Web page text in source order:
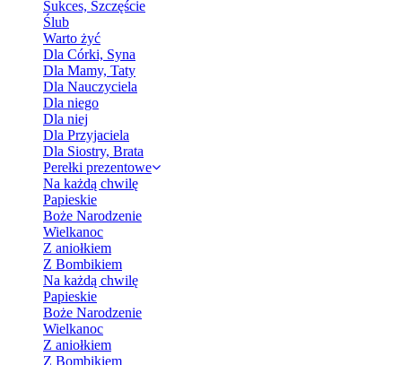
Sukces, Szczęście
Ślub
Warto żyć
Dla Córki, Syna
Dla Mamy, Taty
Dla Nauczyciela
Dla niego
Dla niej
Dla Przyjaciela
Dla Siostry, Brata
Perełki prezentowe
Na każdą chwilę
Papieskie
Boże Narodzenie
Wielkanoc
Z aniołkiem
Z Bombikiem
Na każdą chwilę
Papieskie
Boże Narodzenie
Wielkanoc
Z aniołkiem
Z Bombikiem